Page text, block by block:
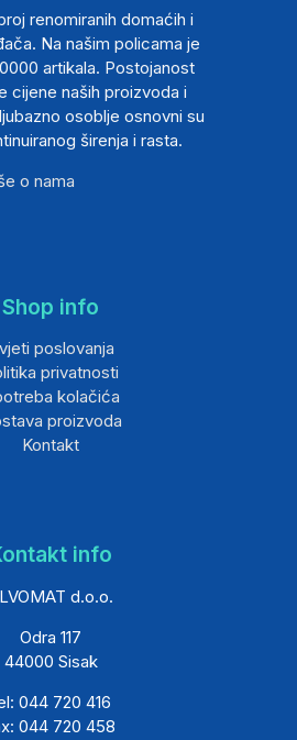
renomiranih domaćih i
Na našim policama je
artikala. Postojanost
cijene naših proizvoda i
osoblje osnovni su
širenja i rasta.
o nama
Shop info
poslovanja
privatnosti
kolačića
proizvoda
Kontakt
info
d.o.o.
Odra 117
44000 Sisak
044 720 416
044 720 458